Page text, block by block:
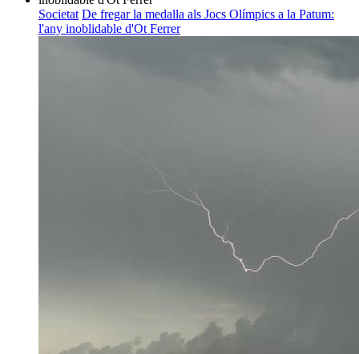
Societat De fregar la medalla als Jocs Olímpics a la Patum:
l'any inoblidable d'Ot Ferrer